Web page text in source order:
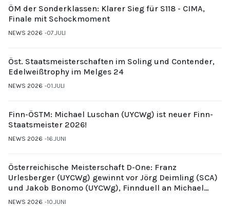
ÖM der Sonderklassen: Klarer Sieg für S118 - CIMA,
Finale mit Schockmoment
NEWS 2026 07.JULI
Öst. Staatsmeisterschaften im Soling und Contender,
Edelweißtrophy im Melges 24
NEWS 2026 01.JULI
Finn-ÖSTM: Michael Luschan (UYCWg) ist neuer Finn-
Staatsmeister 2026!
NEWS 2026 16.JUNI
Österreichische Meisterschaft D-One: Franz
Urlesberger (UYCWg) gewinnt vor Jörg Deimling (SCA)
und Jakob Bonomo (UYCWg), Finnduell an Michael
Gubi (UYCMo)
NEWS 2026 10.JUNI